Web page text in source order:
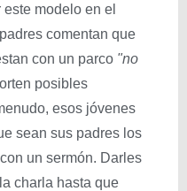
modelo en el
comentan que
con un parco "no
posibles
esos jóvenes
sean sus padres los
un sermón. Darles
charla hasta que